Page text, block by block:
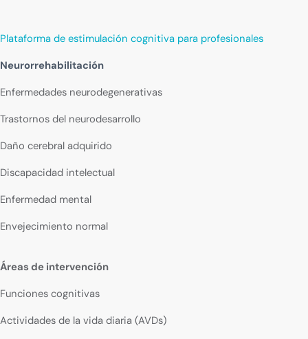
Plataforma de estimulación cognitiva para profesionales
Neurorrehabilitación
Enfermedades neurodegenerativas
Trastornos del neurodesarrollo
Daño cerebral adquirido
Discapacidad intelectual
Enfermedad mental
Envejecimiento normal
Áreas de intervención
Funciones cognitivas
Actividades de la vida diaria (AVDs)